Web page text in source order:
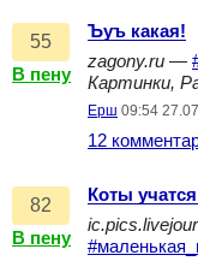
55
В пену
Ъуъ какая!
zagony.ru —
Картинки,
Ерш 09:54
12
82
В пену
Коты